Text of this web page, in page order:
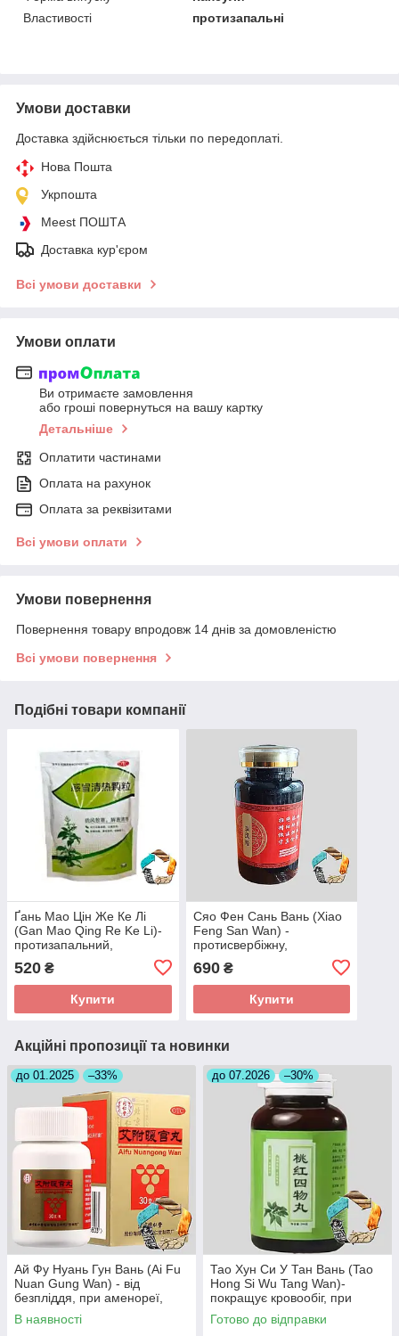
Властивості
протизапальні
Умови доставки
Доставка здійснюється тільки по передоплаті.
Нова Пошта
Укрпошта
Meest ПОШТА
Доставка кур'єром
Всі умови доставки
Умови оплати
Ви отримаєте замовлення
або гроші повернуться на вашу картку
Детальніше
Оплатити частинами
Оплата на рахунок
Оплата за реквізитами
Всі умови оплати
Умови повернення
Повернення товару впродовж 14 днів за домовленістю
Всі умови повернення
Подібні товари компанії
Ґань Мао Цін Же Ке Лі
(Gan Mao Qing Re Ke Li)-
протизапальний,
відхаркувальний
520 ₴
Купити
Сяо Фен Сань Вань (Xiao
Feng San Wan) -
протисвербіжну,
690₴
Купити
Акційні пропозиції та новинки
до 01.2025 –33%
Ай Фу Нуань Гун Вань (Ai Fu
Nuan Gung Wan) - від
безпліддя, при аменореї,
загрозі викидня
В наявності
до 07.2026 –30%
Тао Хун Си У Тан Вань (Tao
Hong Si Wu Tang Wan)-
покращує кровообіг, при
інсульті, головних болях
Готово до відправки